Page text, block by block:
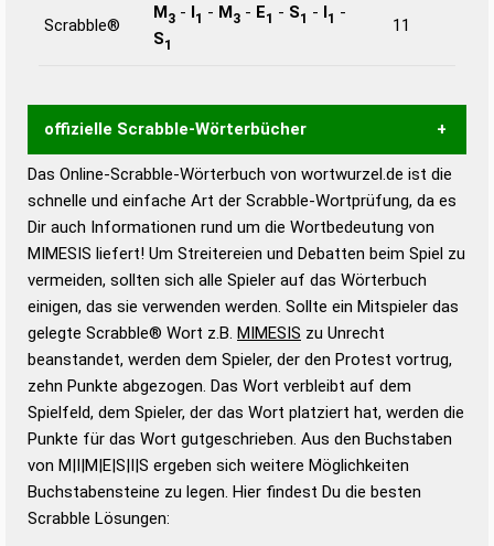
Scrabble®
M3 - I1 - M3 - E1 - S1 - I1 -
S1
11
offizielle Scrabble-Wörterbücher
Wortwurzel liefert mit Hilfe eines semantischen
Wortanalyse-Algorithmus gute Anhaltspunkte zu
Wortbedeutung, Worttrennung und Wortform, um die
Gültigkeit eines Wortes für das Scrabble-Spiel zu
bestimmen!
zugelassene Turnier Scrabble-
Wörterbücher sind:
Duden – Standardwerk in 12 Bänden
Duden – Richtiges und gutes
Deutsch
Duden – Die deutsche Grammatik
Duden – Deutsches
Das Online-Scrabble-Wörterbuch von wortwurzel.de ist die
schnelle und einfache Art der Scrabble-Wortprüfung, da es
Dir auch Informationen rund um die Wortbedeutung von
MIMESIS liefert! Um Streitereien und Debatten beim Spiel zu
vermeiden, sollten sich alle Spieler auf das Wörterbuch
einigen, das sie verwenden werden. Sollte ein Mitspieler das
gelegte Scrabble® Wort z.B. MIMESIS zu Unrecht
beanstandet, werden dem Spieler, der den Protest vortrug,
zehn Punkte abgezogen. Das Wort verbleibt auf dem
Spielfeld, dem Spieler, der das Wort platziert hat, werden die
Punkte für das Wort gutgeschrieben. Aus den Buchstaben
von M|I|M|E|S|I|S ergeben sich weitere Möglichkeiten
Buchstabensteine zu legen. Hier findest Du die besten
Scrabble Lösungen: